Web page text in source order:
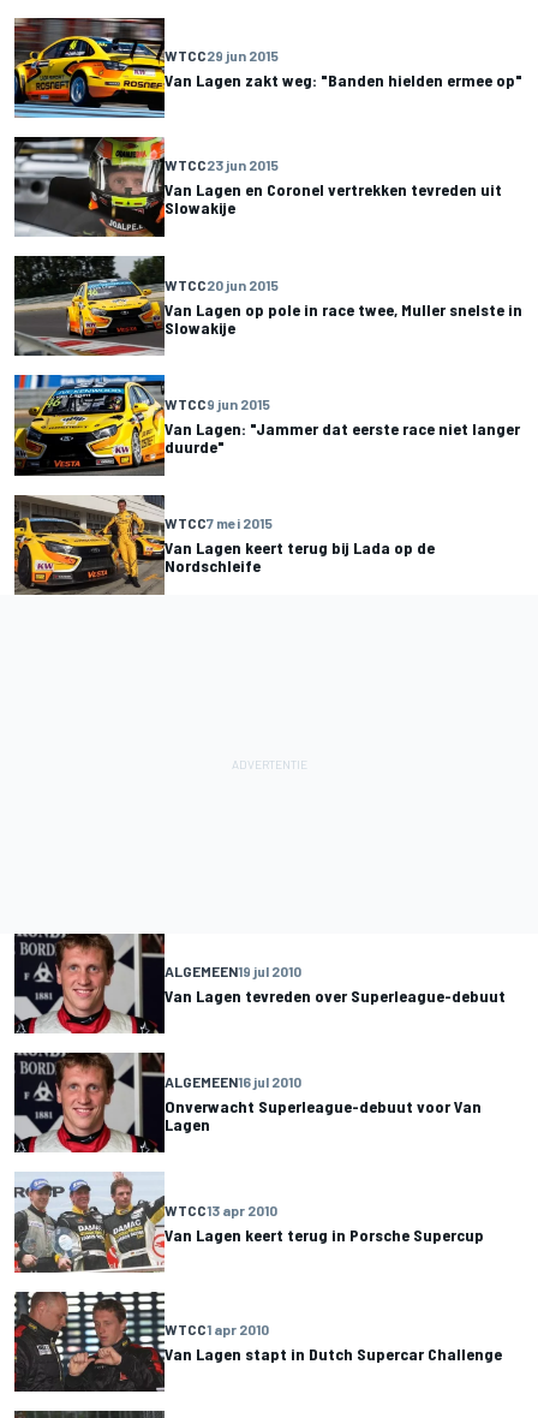
WTCC29 jun 2015
Van Lagen zakt weg: "Banden hielden ermee op"
WTCC23 jun 2015
Van Lagen en Coronel vertrekken tevreden uit
Slowakije
WTCC20 jun 2015
Van Lagen op pole in race twee, Muller snelste in
Slowakije
WTCC9 jun 2015
Van Lagen: "Jammer dat eerste race niet langer
duurde"
WTCC7 mei 2015
Van Lagen keert terug bij Lada op de
Nordschleife
ALGEMEEN19 jul 2010
Van Lagen tevreden over Superleague-debuut
ALGEMEEN16 jul 2010
Onverwacht Superleague-debuut voor Van
Lagen
WTCC13 apr 2010
Van Lagen keert terug in Porsche Supercup
WTCC1 apr 2010
Van Lagen stapt in Dutch Supercar Challenge